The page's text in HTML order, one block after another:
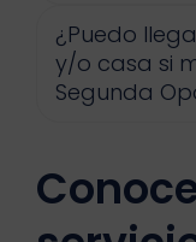
¿Puedo
y/o casa si
Segunda